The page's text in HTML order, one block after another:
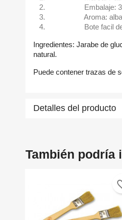
Embalaje:
Aroma:
Bote facil
Ingredientes: Jarabe de
natural.
Puede contener trazas de
Detalles del producto
También podría